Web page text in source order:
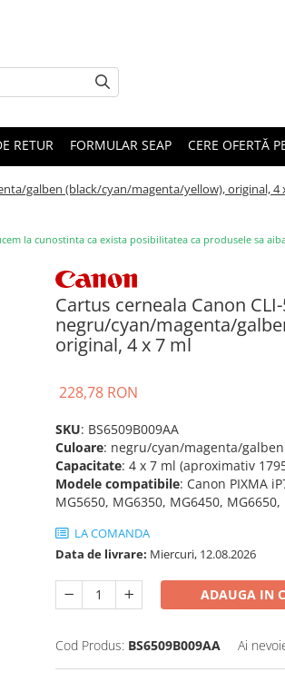
RETUR FORMULAR SEAP CERE OFERTĂ
galben (black/cyan/magenta/yellow), original, 4
la cunostinta ca exista posibilitatea ca produsele sa
Cartus cerneala Canon
negru/cyan/magenta/
original, 4 x 7 ml
228,78 RON
SKU: BS6509B009AA
Culoare: negru/cyan/magenta/
Capacitate: 4 x 7 ml (aproximativ
Modele compatibile: Canon PIXMA
MG5650, MG6350, MG6450,
LA COMANDA
Data de livrare: Miercuri, 12.08.2026
ADAUGA IN
Cod Produs: BS6509B009AA Ai